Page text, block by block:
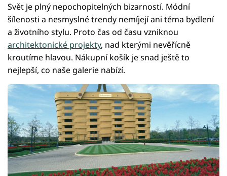
Svět je plný nepochopitelných bizarností. Módní
šílenosti a nesmyslné trendy nemíjejí ani téma bydlení
a životního stylu. Proto čas od času vzniknou
architektonické projekty, nad kterými nevěřícně
kroutíme hlavou. Nákupní košík je snad ještě to
nejlepší, co naše galerie nabízí.